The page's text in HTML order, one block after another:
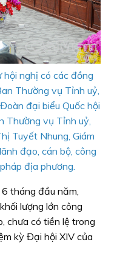
hội nghị có các đồng
Thường vụ Tỉnh uỷ,
đại biểu Quốc hội
Thường vụ Tỉnh uỷ,
Tuyết Nhung, Giám
đạo, cán bộ, công
địa phương.
tháng đầu năm,
lượng lớn công
chưa có tiền lệ trong
kỳ Đại hội XIV của